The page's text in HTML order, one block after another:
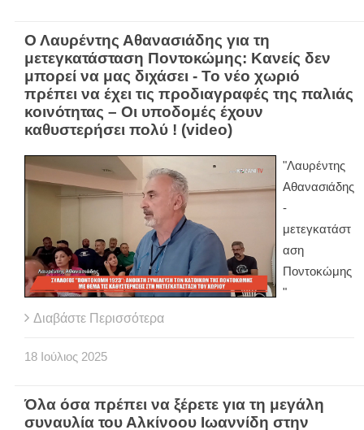
Ο Λαυρέντης Αθανασιάδης για τη
μετεγκατάσταση Ποντοκώμης: Κανείς δεν
μπορεί να μας διχάσει - Το νέο χωριό
πρέπει να έχει τις προδιαγραφές της παλιάς
κοινότητας – Οι υποδομές έχουν
καθυστερήσει πολύ ! (video)
"Λαυρέντης
Αθανασιάδης
-
μετεγκατάστ
αση
Ποντοκώμης
"
Διαβάστε Περισσότερα
18 Ιούλιος 2025
Όλα όσα πρέπει να ξέρετε για τη μεγάλη
συναυλία του Αλκίνοου Ιωαννίδη στην